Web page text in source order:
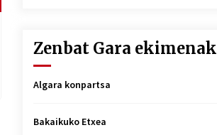
Zenbat Gara ekimenak
Algara konpartsa
Bakaikuko Etxea